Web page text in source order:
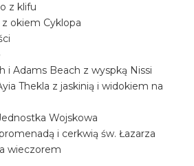
z klifu
z okiem Cyklopa
i Adams Beach z wyspką Nissi
Thekla z jaskinią i widokiem na
Wojskowa
i cerkwią św. Łazarza
wieczorem